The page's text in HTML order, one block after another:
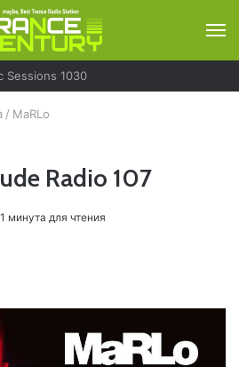
Sessions 1030
/ MaRLo
Radio 107
1 минута для чтения